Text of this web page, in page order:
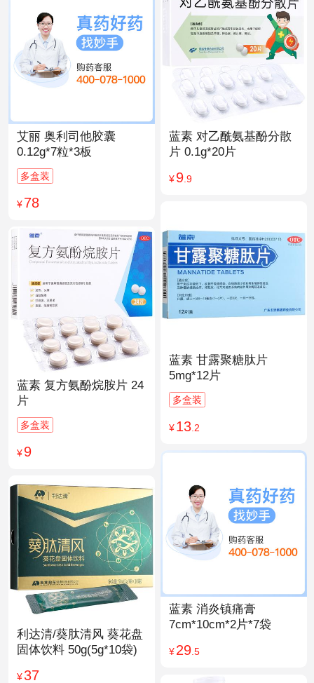
艾丽 奥利司他胶囊
0.12g*7粒*3板
多盒装
¥78
蓝素 对乙酰氨基酚分散
片 0.1g*20片
¥9.9
蓝素 甘露聚糖肽片
5mg*12片
多盒装
¥13.2
蓝素 复方氨酚烷胺片 24
片
多盒装
¥9
蓝素 消炎镇痛膏
7cm*10cm*2片*7袋
¥29.5
利达清/葵肽清风 葵花盘
固体饮料 50g(5g*10袋)
¥37